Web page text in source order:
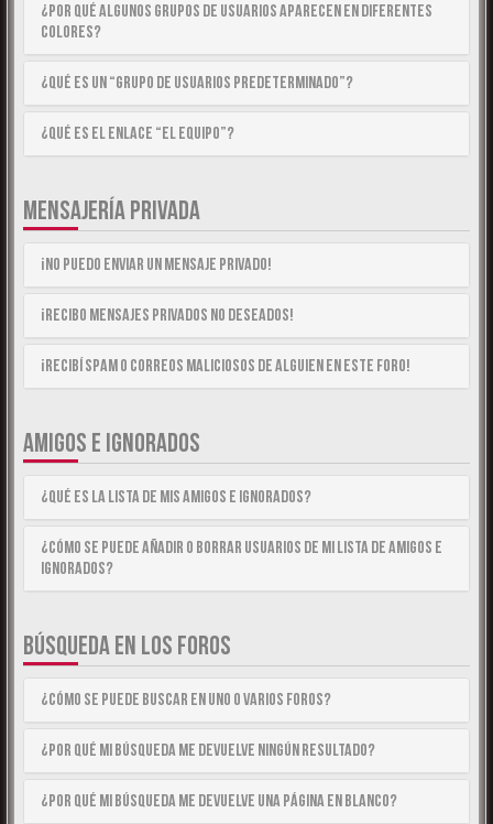
¿Por qué algunos Grupos de Usuarios aparecen en diferentes
colores?
¿Qué es un “Grupo de Usuarios predeterminado”?
¿Qué es el enlace “El equipo”?
MENSAJERÍA PRIVADA
¡No puedo enviar un mensaje privado!
¡Recibo mensajes privados no deseados!
¡Recibí spam o correos maliciosos de alguien en este foro!
AMIGOS E IGNORADOS
¿Qué es la lista de Mis Amigos e Ignorados?
¿Cómo se puede añadir o borrar usuarios de mi lista de Amigos e
Ignorados?
BÚSQUEDA EN LOS FOROS
¿Cómo se puede buscar en uno o varios foros?
¿Por qué mi búsqueda me devuelve ningún resultado?
¿Por qué mi búsqueda me devuelve una página en blanco?